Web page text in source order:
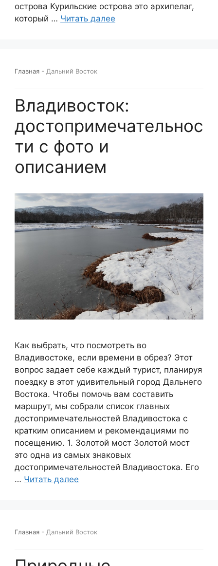
острова Курильские острова это архипелаг,
который … Читать далее
Главная - Дальний Восток
Владивосток:
достопримечательнос
ти с фото и
описанием
Как выбрать, что посмотреть во
Владивостоке, если времени в обрез? Этот
вопрос задает себе каждый турист, планируя
поездку в этот удивительный город Дальнего
Востока. Чтобы помочь вам составить
маршрут, мы собрали список главных
достопримечательностей Владивостока с
кратким описанием и рекомендациями по
посещению. 1. Золотой мост Золотой мост
это одна из самых знаковых
достопримечательностей Владивостока. Его
… Читать далее
Главная - Дальний Восток